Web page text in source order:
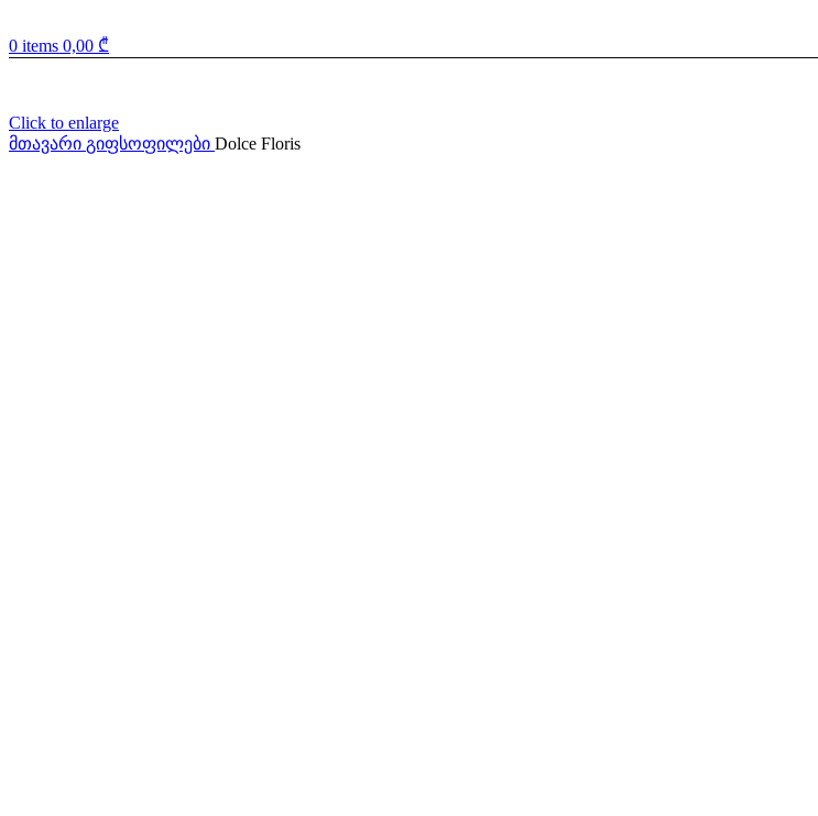
0 items 0,00 ₾
Click to enlarge
მთავარი გიფსოფილები Dolce Floris